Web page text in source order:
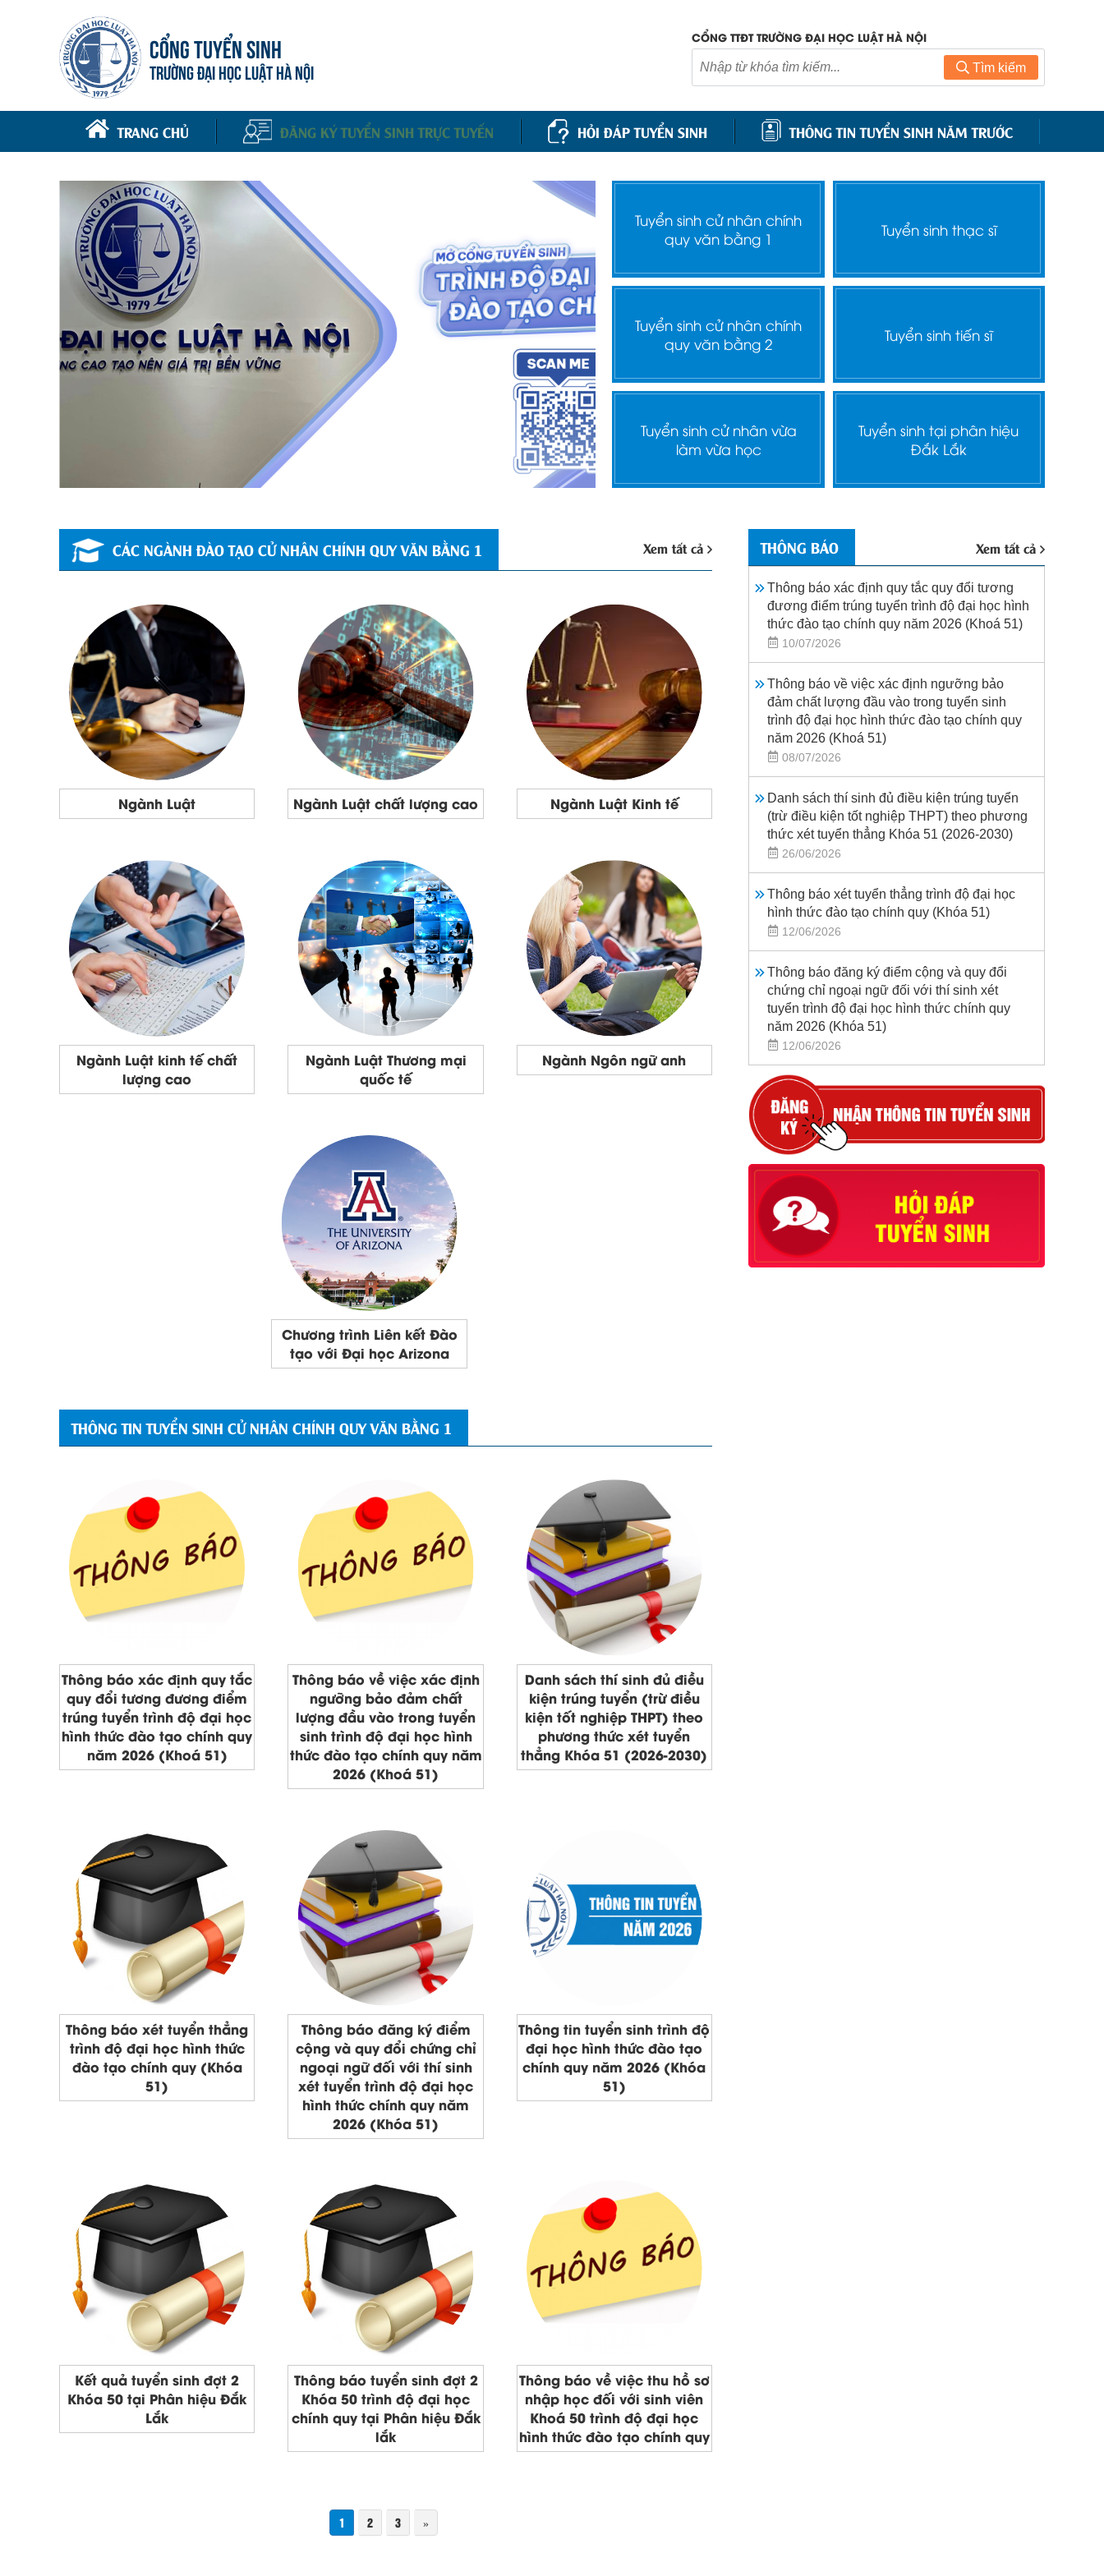
CỔNG TUYỂN SINH
TRƯỜNG ĐẠI HỌC LUẬT HÀ NỘI
CỔNG TTĐT TRƯỜNG ĐẠI HỌC LUẬT HÀ NỘI
Tìm kiếm
TRANG CHỦ ĐĂNG KÝ TUYỂN SINH TRỰC TUYẾN HỎI ĐÁP TUYỂN SINH THÔNG TIN TUYỂN SINH NĂM TRƯỚC
Tuyển sinh cử nhân chính
quy văn bằng 1
Tuyển sinh thạc sĩ
Tuyển sinh cử nhân chính
quy văn bằng 2
Tuyển sinh tiến sĩ
Tuyển sinh cử nhân vừa
làm vừa học
Tuyển sinh tại phân hiệu
Đắk Lắk
CÁC NGÀNH ĐÀO TẠO CỬ NHÂN CHÍNH QUY VĂN BẰNG 1 Xem tất cả
Ngành Luật Ngành Luật chất lượng cao Ngành Luật Kinh tế
Ngành Luật kinh tế chất
lượng cao
Ngành Luật Thương mại
quốc tế
Ngành Ngôn ngữ anh
Chương trình Liên kết Đào
tạo với Đại học Arizona
THÔNG TIN TUYỂN SINH CỬ NHÂN CHÍNH QUY VĂN BẰNG 1
Thông báo xác định quy tắc
quy đổi tương đương điểm
trúng tuyển trình độ đại học
hình thức đào tạo chính quy
năm 2026 (Khoá 51)
Thông báo về việc xác định
ngưỡng bảo đảm chất
lượng đầu vào trong tuyển
sinh trình độ đại học hình
thức đào tạo chính quy năm
2026 (Khoá 51)
Danh sách thí sinh đủ điều
kiện trúng tuyển (trừ điều
kiện tốt nghiệp THPT) theo
phương thức xét tuyển
thẳng Khóa 51 (2026-2030)
Thông báo xét tuyển thẳng
trình độ đại học hình thức
đào tạo chính quy (Khóa
51)
Thông báo đăng ký điểm
cộng và quy đổi chứng chỉ
ngoại ngữ đối với thí sinh
xét tuyển trình độ đại học
hình thức chính quy năm
2026 (Khóa 51)
Thông tin tuyển sinh trình độ
đại học hình thức đào tạo
chính quy năm 2026 (Khóa
51)
Kết quả tuyển sinh đợt 2
Khóa 50 tại Phân hiệu Đắk
Lắk
Thông báo tuyển sinh đợt 2
Khóa 50 trình độ đại học
chính quy tại Phân hiệu Đắk
lắk
Thông báo về việc thu hồ sơ
nhập học đối với sinh viên
Khoá 50 trình độ đại học
hình thức đào tạo chính quy
1 2 3 »
THÔNG BÁO Xem tất cả
Thông báo xác định quy tắc quy đổi tương
đương điểm trúng tuyển trình độ đại học hình
thức đào tạo chính quy năm 2026 (Khoá 51)
10/07/2026
Thông báo về việc xác định ngưỡng bảo
đảm chất lượng đầu vào trong tuyển sinh
trình độ đại học hình thức đào tạo chính quy
năm 2026 (Khoá 51)
08/07/2026
Danh sách thí sinh đủ điều kiện trúng tuyển
(trừ điều kiện tốt nghiệp THPT) theo phương
thức xét tuyển thẳng Khóa 51 (2026-2030)
26/06/2026
Thông báo xét tuyển thẳng trình độ đại học
hình thức đào tạo chính quy (Khóa 51)
12/06/2026
Thông báo đăng ký điểm cộng và quy đổi
chứng chỉ ngoại ngữ đối với thí sinh xét
tuyển trình độ đại học hình thức chính quy
năm 2026 (Khóa 51)
12/06/2026